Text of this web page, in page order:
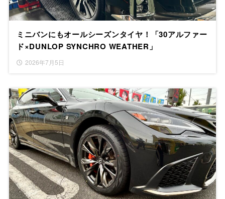
ミニバンにもオールシーズンタイヤ！「30アルファー
ド×DUNLOP SYNCHRO WEATHER」
2026年7月5日